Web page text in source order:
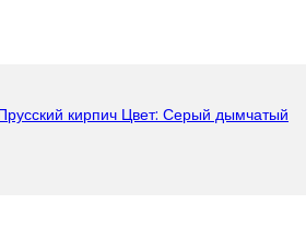
кирпич Цвет: Серый дымчатый